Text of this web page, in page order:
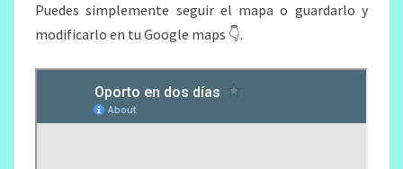
Puedes simplemente seguir el mapa o guardarlo y
modificarlo en tu Google maps 👇.